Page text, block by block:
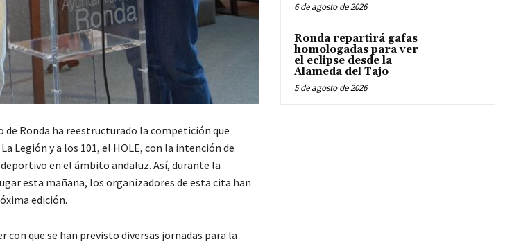
Ronda ha reestructurado la competición que
Legión y a los 101, el HOLE, con la intención de
en el ámbito andaluz. Así, durante la
esta mañana, los organizadores de esta cita han
edición.
con que se han previsto diversas jornadas para la
6 de agosto de 2026
Ronda repartirá gafas
homologadas para ver
el eclipse desde la
Alameda del Tajo
5 de agosto de 2026